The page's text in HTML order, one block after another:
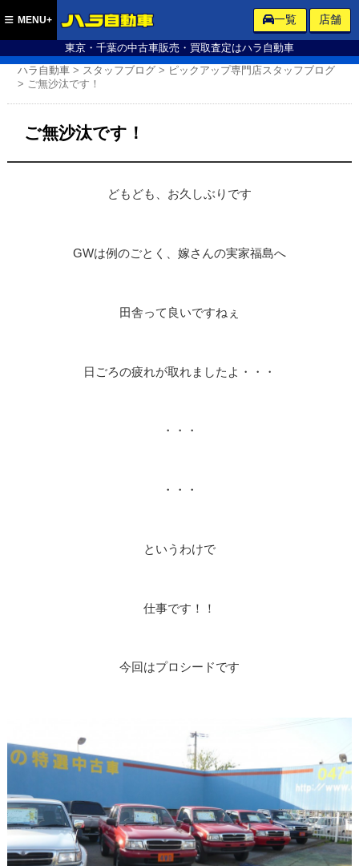
東京・千葉の中古車販売・買取査定はハラ自動車
MENU+ 一覧 店舗
ハラ自動車 > スタッフブログ > ピックアップ専門店スタッフブログ
> ご無沙汰です！
ご無沙汰です！
どもども、お久しぶりです
GWは例のごとく、嫁さんの実家福島へ
田舎って良いですねぇ
日ごろの疲れが取れましたよ・・・
・・・
・・・
というわけで
仕事です！！
今回はプロシードです